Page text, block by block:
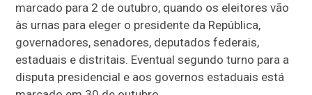
marcado para 2 de outubro, quando os eleitores vão
às urnas para eleger o presidente da República,
governadores, senadores, deputados federais,
estaduais e distritais. Eventual segundo turno para a
disputa presidencial e aos governos estaduais está